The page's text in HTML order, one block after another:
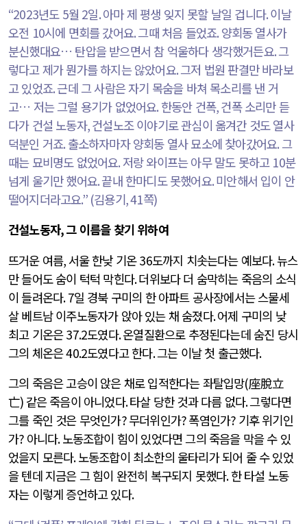
“2023년도 5월 2일.아마 제 평생 잊지 못할 날일 겁니다.이날
오전 10시에 면회를 갔어요.그때 처음 들었죠. 양회동 열사가
분신했대요… 탄압을 받으면서 참 억울하다 생각했거든요.그
렇다고 제가 뭔가를 하지는 않았어요.그저 법원 판결만 바라보
고 있었죠.근데 그 사람은 자기 목숨을 바쳐 목소리를 낸 거
고… 저는 그럴 용기가 없었어요. 한동안 건폭,건폭 소리만 듣
다가 건설 노동자,건설노조 이야기로 관심이 옮겨간 것도 열사
덕분인 거죠. 출소하자마자 양회동 열사 묘소에 찾아갔어요. 그
때는 묘비명도 없었어요. 저랑 와이프는 아무 말도 못하고 10분
넘게 울기만 했어요.끝내 한마디도 못했어요.미안해서 입이 안
떨어지더라고요.” (김용기, 41쪽)
건설노동자,그 이름을 찾기 위하여
뜨거운 여름, 서울 한낮 기온36도까지 치솟는다는 예보다.뉴스
만 들어도 숨이 턱턱 막힌다.더위보다 더 숨막히는 죽음의 소식
이 들려온다. 7일 경북 구미의 한 아파트 공사장에서는 스물세
살 베트남 이주노동자가 앉아 있는 채 숨졌다.어제 구미의 낮
최고 기온은37.2도였다.온열질환으로 추정된다는데 숨진 당시
그의 체온은40.2도였다고 한다.그는 이날 첫 출근했다.
그의 죽음은 고승이 앉은 채로 입적한다는 좌탈입망(座脫立
亡) 같은 죽음이 아니었다.타살 당한 것과 다름 없다.그렇다면
그를 죽인 것은 무엇인가?무더위인가?폭염인가? 기후 위기인
가? 아니다.노동조합이 힘이 있었다면 그의 죽음을 막을 수 있
었을지 모른다.노동조합이 최소한의 울타리가 되어 줄 수 있었
을 텐데 지금은 그 힘이 완전히 복구되지 못했다.한 타설 노동
자는 이렇게 증언하고 있다.